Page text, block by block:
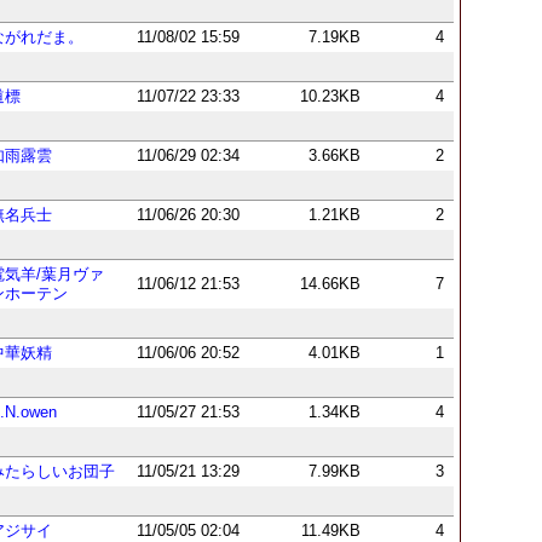
がれだま。 11/08/02 15:59 7.19KB 4
標 11/07/22 23:33 10.23KB 4
雨露雲 11/06/29 02:34 3.66KB 2
名兵士 11/06/26 20:30 1.21KB 2
気羊/葉月ヴァ
ホーテン
11/06/12 21:53 14.66KB 7
華妖精 11/06/06 20:52 4.01KB 1
11/05/27 21:53 1.34KB 4
たらしいお団子 11/05/21 13:29 7.99KB 3
ジサイ 11/05/05 02:04 11.49KB 4